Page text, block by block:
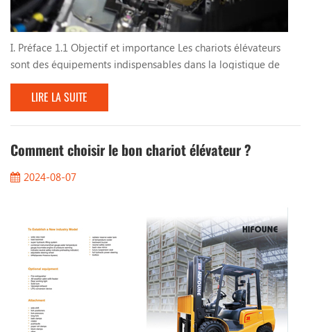
I. Préface 1.1 Objectif et importance Les chariots élévateurs
sont des équipements indispensables dans la logistique de
production industrielle et d’entreposage. Leur fonctionnement
efficace et leur utilisation sûre sont directement liés à
l’efficacité de la production et à la sécurité de l’environnement
de travail. Grâce à un entretien régulier, les pannes
d'équipement peuvent être évitées, la du...
LIRE LA SUITE
Comment choisir le bon chariot élévateur ?
2024-08-07